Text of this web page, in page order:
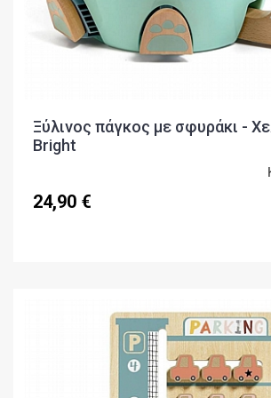
Ξύλινος πάγκος με σφυράκι -
Bright
24,90 €